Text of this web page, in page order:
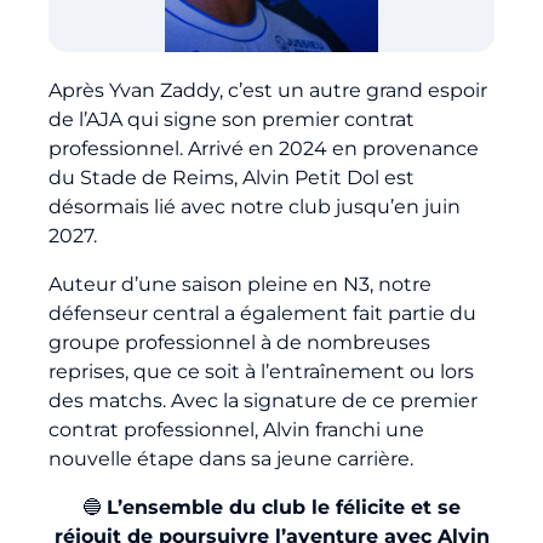
🇨🇳Après Yvan Zaddy, c’est un autre grand espoir
de l’AJA qui signe son premier contrat
professionnel. Arrivé en 2024 en provenance
du Stade de Reims, Alvin Petit Dol est
désormais lié avec notre club jusqu’en juin
2027.
Auteur d’une saison pleine en N3, notre
défenseur central a également fait partie du
groupe professionnel à de nombreuses
reprises, que ce soit à l’entraînement ou lors
des matchs. Avec la signature de ce premier
contrat professionnel, Alvin franchi une
nouvelle étape dans sa jeune carrière.
🔵 L’ensemble du club le félicite et se
réjouit de poursuivre l’aventure avec Alvin